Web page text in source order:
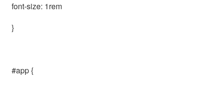
font-size: 1rem
}
#app {